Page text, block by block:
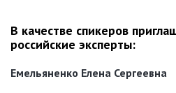
В качестве спикеров
российские эксперты:
Емельяненко Елена Сергеевна